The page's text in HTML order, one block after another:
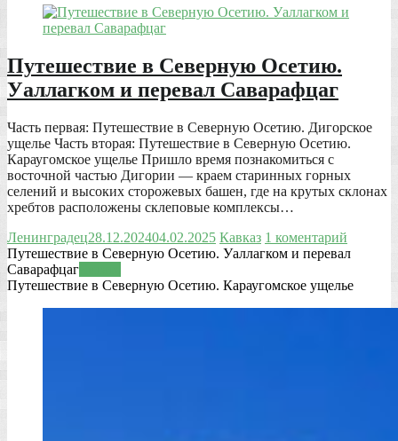
Путешествие в Северную Осетию.
Уаллагком и перевал Саварафцаг
Часть первая: Путешествие в Северную Осетию. Дигорское
ущелье Часть вторая: Путешествие в Северную Осетию.
Караугомское ущелье Пришло время познакомиться с
восточной частью Дигории — краем старинных горных
селений и высоких сторожевых башен, где на крутых склонах
хребтов расположены склеповые комплексы…
Ленинградец28.12.202404.02.2025 Кавказ 1 коментарий
Путешествие в Северную Осетию. Уаллагком и перевал
Саварафцаг
Путешествие в Северную Осетию. Караугомское ущелье